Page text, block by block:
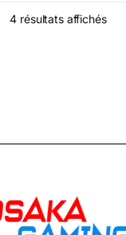
4 résultats affichés